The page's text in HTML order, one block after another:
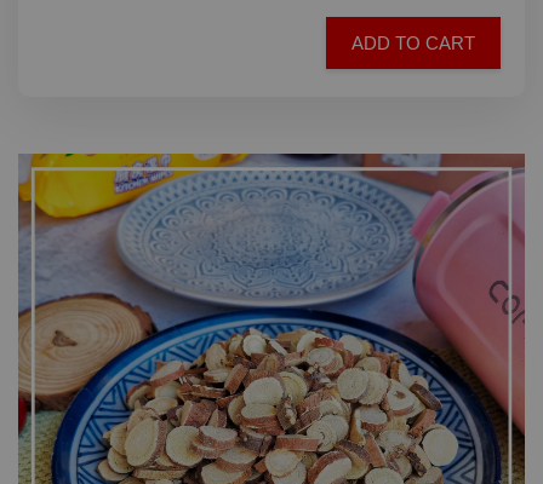
ADD TO CART